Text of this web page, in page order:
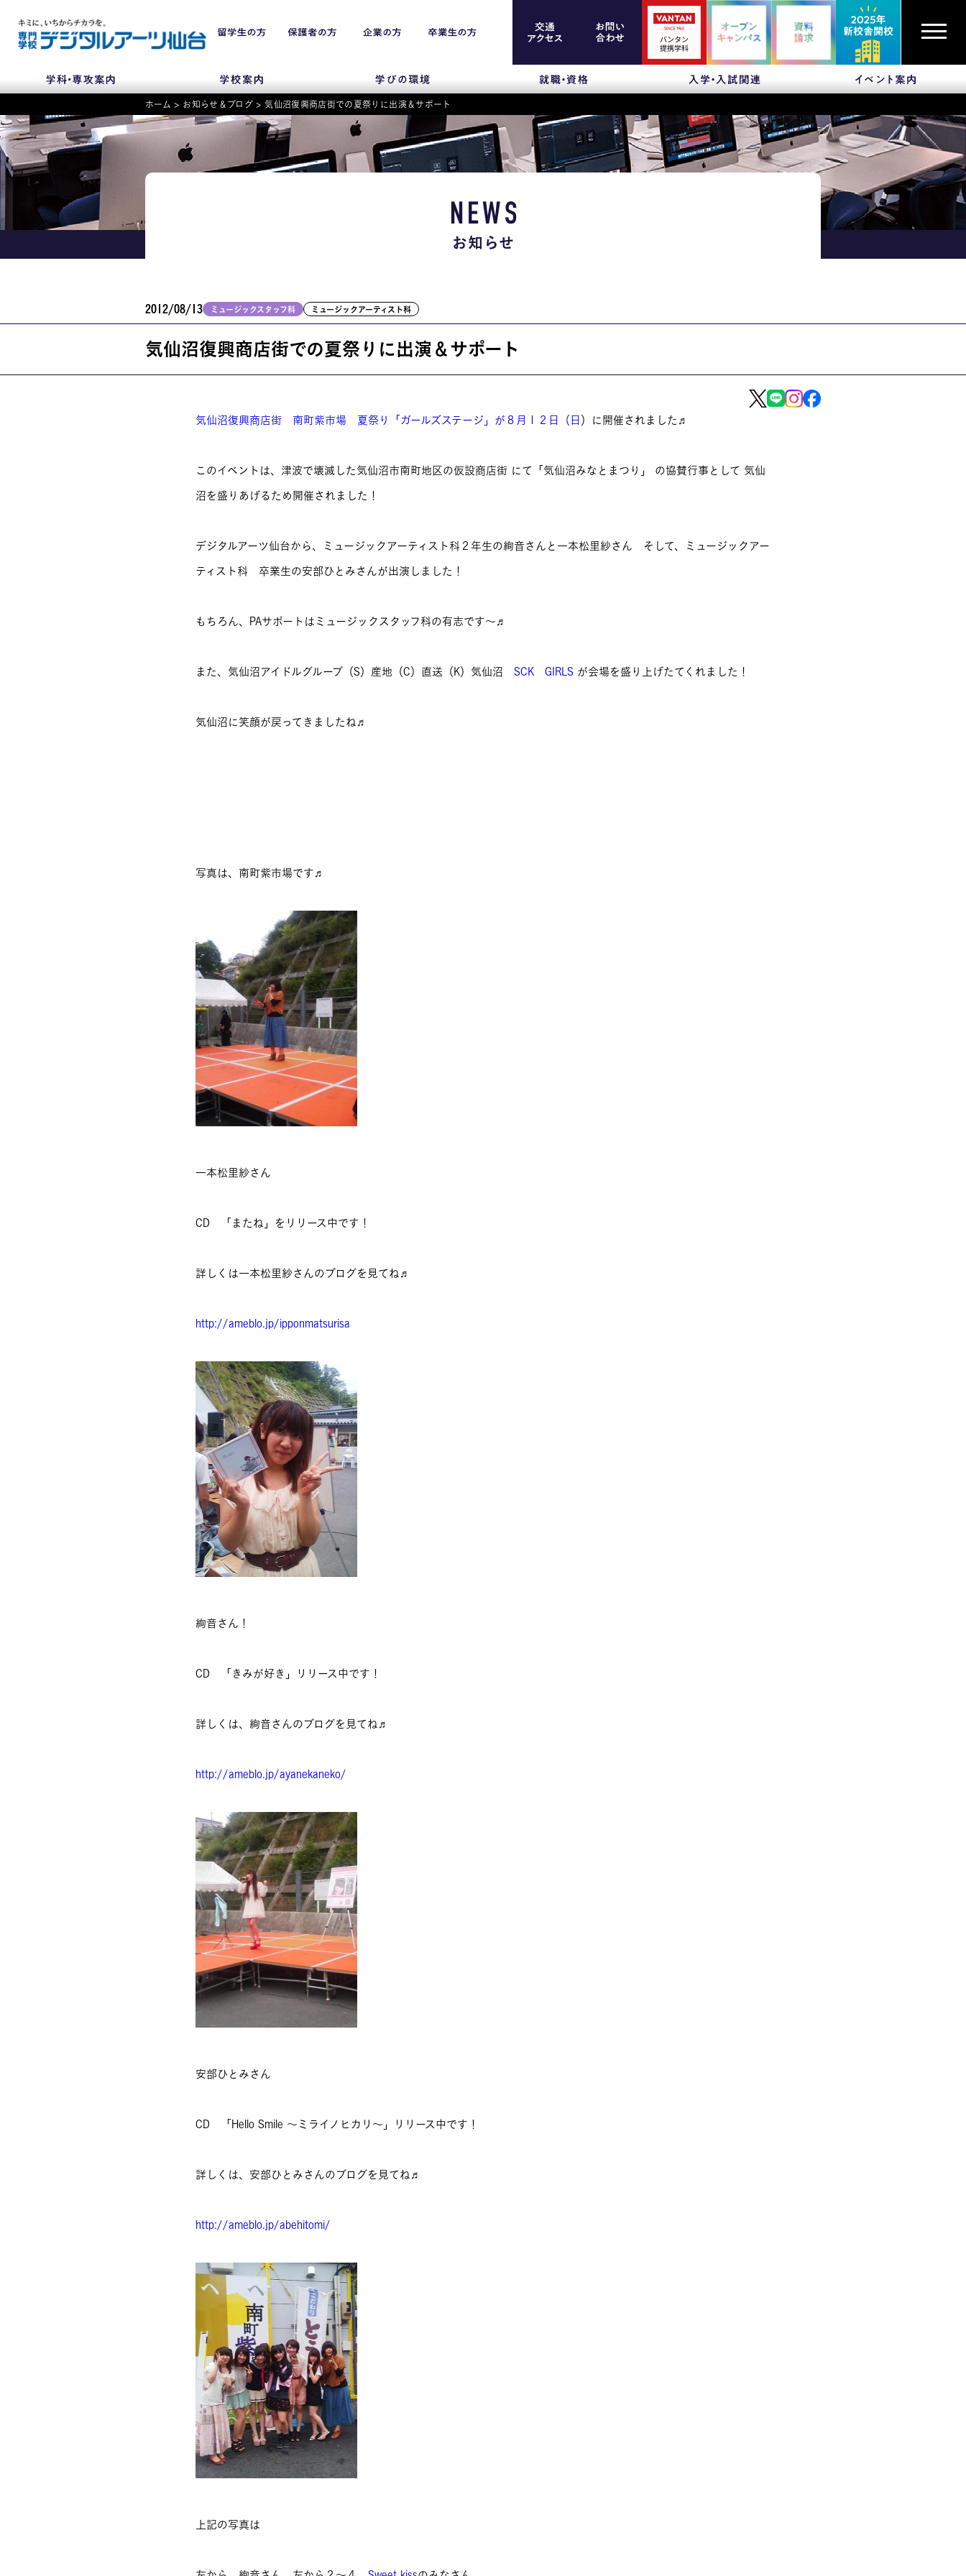
NEWS 学科・専攻案内
就職・資格 イベント案内
MOVIE
留学生のみなさま
保護者のみなさま
お問い合わせ
交通アクセス
学校情報公開
サイトマップ
ホーム > お知らせ＆ブログ > 気仙沼復興商店街での夏祭りに出演＆サポート
NEWS
お知らせ
2012/08/13 ミュージックスタッフ科 ミュージックアーティスト科
気仙沼復興商店街での夏祭りに出演＆サポート
気仙沼復興商店街 南町紫市場 夏祭り「ガールズステージ」が８月１２日（日 ）に開催されました♬
このイベントは、津波で壊滅した気仙沼市南町地区の仮設商店街 にて「気仙沼みなとまつり」 の協賛行事として 気仙
沼を盛りあげるため開催されました！
デジタルアーツ仙台から、ミュージックアーティスト科２年生の絢音さんと一本松里紗さん そして、ミュージックアー
ティスト科 卒業生の安部ひとみさんが出演しました！
もちろん、PAサポートはミュージックスタッフ科の有志です〜♬
また、気仙沼アイドルグループ（S）産地（C）直送（K）気仙沼 SCK GIRLS が会場を盛り上げたてくれました！
気仙沼に笑顔が戻ってきましたね♬
写真は、南町紫市場です♬
一本松里紗さん
CD 「またね」をリリース中です！
詳しくは一本松里紗さんのブログを見てね♬
http://ameblo.jp/ipponmatsurisa
絢音さん！
CD 「きみが好き」リリース中です！
詳しくは、絢音さんのブログを見てね♬
http://ameblo.jp/ayanekaneko/
安部ひとみさん
CD 「Hello Smile ～ミライノヒカリ～」リリース中です！
詳しくは、安部ひとみさんのブログを見てね♬
http://ameblo.jp/abehitomi/
上記の写真は